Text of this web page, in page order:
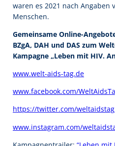
waren es 2021 nach Angaben
Menschen.
Gemeinsame Online-
BZgA, DAH und DAS zum
Kampagne „Leben mit HIV.
www.welt-aids-tag.de
www.facebook.com/
https://twitter.com/
www.instagram.com/